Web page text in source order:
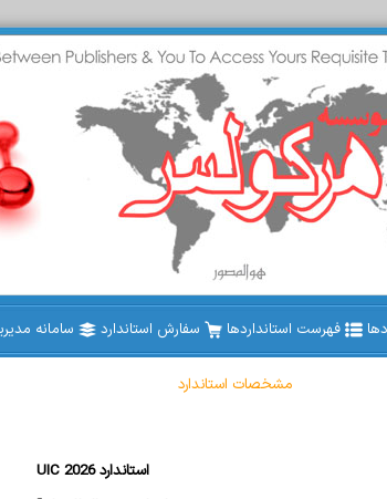
فهرست استانداردها سفارش استاندارد سامانه
مشخصات استاندارد
UIC 2026 استاندارد